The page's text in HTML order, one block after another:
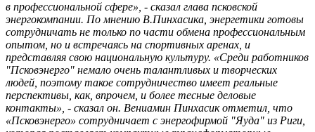
в профессиональной сфере», - сказал глава псковской
энергокомпании. По мнению В.Пинхасика, энергетики готовы
сотрудничать не только по части обмена профессиональным
опытом, но и встречаясь на спортивных аренах, и
представляя свою национальную культуру. «Среди работников
"Псковэнерго" немало очень талантливых и творческих
людей, поэтому такое сотрудничество имеет реальные
перспективы, как, впрочем, и более тесные деловые
контакты», - сказал он. Вениамин Пинхасик отметил, что
«Псковэнерго» сотрудничает с энергофирмой "Яуда" из Риги,